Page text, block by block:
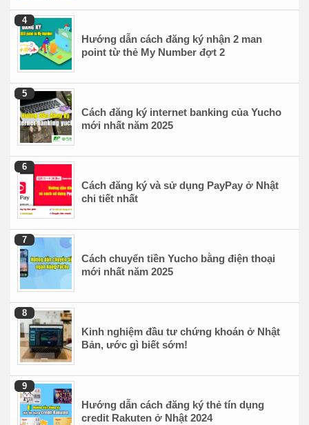
Hướng dẫn cách đăng ký nhận 2 man
point từ thẻ My Number đợt 2
Cách đăng ký internet banking của Yucho
mới nhất năm 2025
Cách đăng ký và sử dụng PayPay ở Nhật
chi tiết nhất
Cách chuyển tiền Yucho bằng điện thoại
mới nhất năm 2025
Kinh nghiệm đầu tư chứng khoán ở Nhật
Bản, ước gì biết sớm!
Hướng dẫn cách đăng ký thẻ tín dụng
credit Rakuten ở Nhật 2024